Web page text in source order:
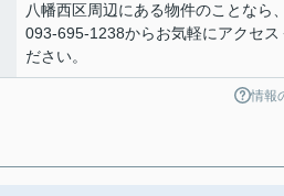
八幡西区周辺にある物件のことなら
093-695-1238からお気軽にアクセス
ださい。
情報